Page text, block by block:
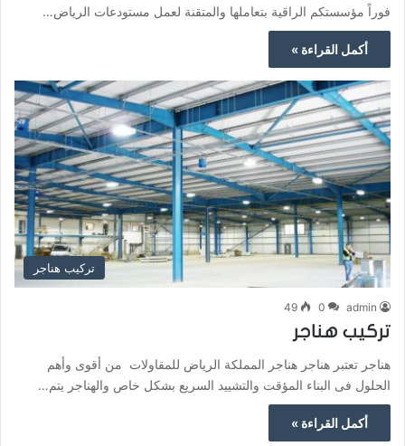
فوراً مؤسستكم الراقية بتعاملها والمتقنة لعمل مستودعات الرياض…
أكمل القراءة »
تركيب هناجر
admin
0
49
تركيب هناجر
هناجر تعتبر هناجر هناجر المملكة الرياض للمقاولات من أقوى وأهم
الحلول فى البناء المؤقت والتشييد السريع بشكل خاص والهناجر يتم…
أكمل القراءة »